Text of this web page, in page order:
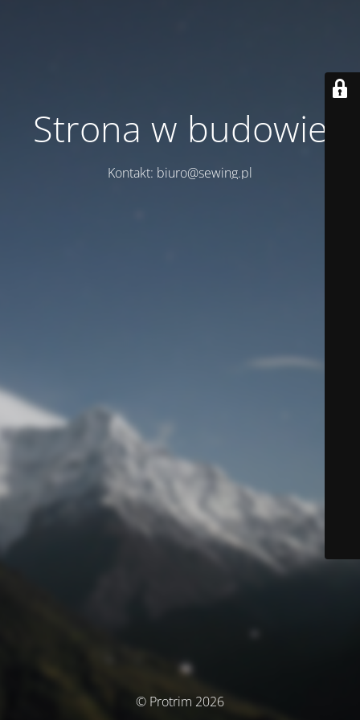
Strona w budowie
Kontakt: biuro@sewing.pl
© Protrim 2026